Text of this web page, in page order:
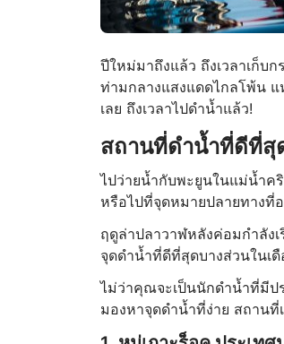
ปีใหม่มาถึงแล้ว ถึงเวลาเก็บ
ท่ามกลางแสงแดดไกลโพ้น
เลย ถึงเวลาไปดำน้ำแล้ว!
สถานที่ดำน้ำที่ดีที่สุ
ไปว่ายน้ำกับพะยูนในแม่น้ำค
หรือไปที่จุดหมายปลายทางที่
ฤดูล่าปลาวาฬหลังค่อมกำลัง
จุดดำน้ำที่ดีที่สุดบางส่วนในเ
ไม่ว่าคุณจะเป็นนักดำน้ำที่มีป
มองหาจุดดำน้ำที่ง่าย สถาน